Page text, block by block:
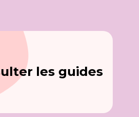
les guides